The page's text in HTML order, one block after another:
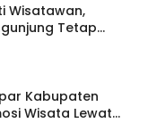
Wisatawan,
Tetap
Kabupaten
Wisata Lewat